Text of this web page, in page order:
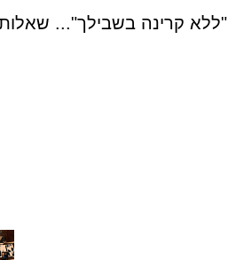
"ללא קרינה בשבילך"... שאלות, הדרכה ויעוץ